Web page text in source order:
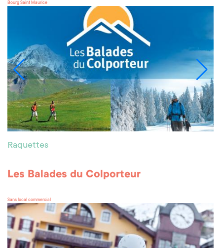
Bourg Saint Maurice
Raquettes
Les Balades du Colporteur
Sans local commercial